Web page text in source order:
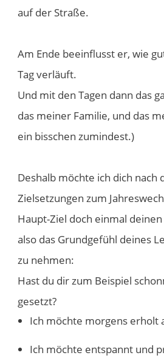
auf der Straße.
Am Ende beeinflusst er, wie
Tag verläuft.
Und mit den Tagen dann das
das meiner Familie, und das
ein bisschen zumindest.)
Deshalb möchte ich dich nach
Zielsetzungen zum
Haupt-Ziel doch einmal
also das Grundgefühl deines
zu nehmen:
Hast du dir zum Beispiel
gesetzt?
Ich möchte morgens erholt
Ich möchte entspannt und